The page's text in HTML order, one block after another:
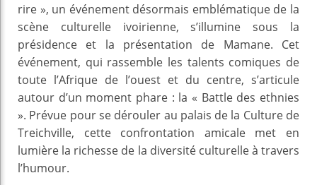
rire », un événement désormais emblématique de la
scène culturelle ivoirienne, s’illumine sous la
présidence et la présentation de Mamane. Cet
événement, qui rassemble les talents comiques de
toute l’Afrique de l’ouest et du centre, s’articule
autour d’un moment phare : la « Battle des ethnies
». Prévue pour se dérouler au palais de la Culture de
Treichville, cette confrontation amicale met en
lumière la richesse de la diversité culturelle à travers
l’humour.